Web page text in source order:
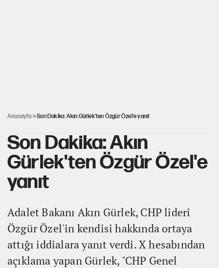
Anasayfa > Son Dakika: Akın Gürlek'ten Özgür Özel'e yanıt
Son Dakika: Akın
Gürlek'ten Özgür Özel'e
yanıt
Adalet Bakanı Akın Gürlek, CHP lideri
Özgür Özel'in kendisi hakkında ortaya
attığı iddialara yanıt verdi. X hesabından
açıklama yapan Gürlek, "CHP Genel